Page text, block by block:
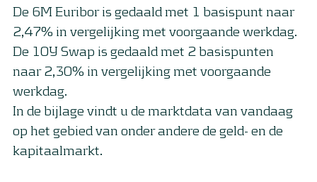
De 6M Euribor is gedaald met 1 basispunt naar
2,47% in vergelijking met voorgaande werkdag.
De 10Y Swap is gedaald met 2 basispunten
naar 2,30% in vergelijking met voorgaande
werkdag.
In de bijlage vindt u de marktdata van vandaag
op het gebied van onder andere de geld- en de
kapitaalmarkt.